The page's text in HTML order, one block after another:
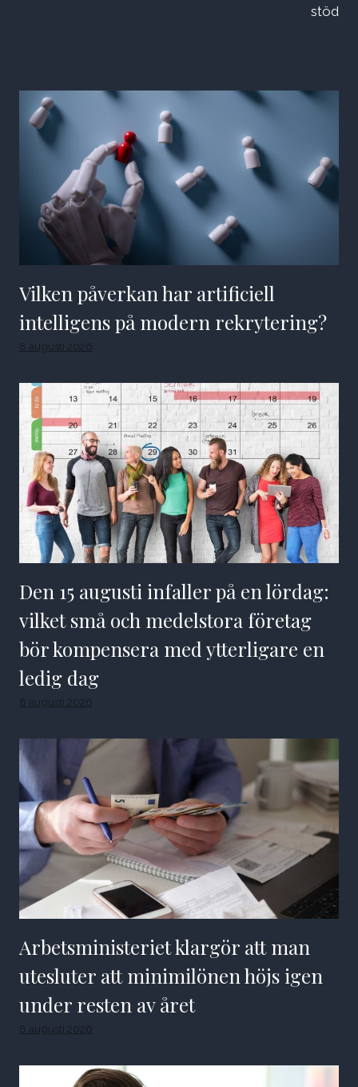
stöd
Vilken påverkan har artificiell
intelligens på modern rekrytering?
8 augusti 2026
Den 15 augusti infaller på en lördag:
vilket små och medelstora företag
bör kompensera med ytterligare en
ledig dag
8 augusti 2026
Arbetsministeriet klargör att man
utesluter att minimilönen höjs igen
under resten av året
8 augusti 2026